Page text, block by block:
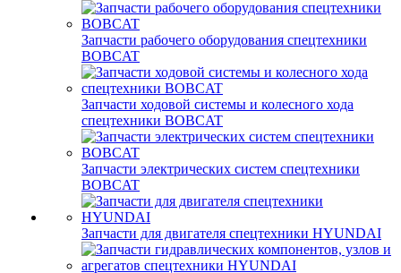
Запчасти рабочего оборудования спецтехники
BOBCAT
Запчасти ходовой системы и колесного хода
спецтехники BOBCAT
Запчасти электрических систем спецтехники
BOBCAT
Запчасти для двигателя спецтехники HYUNDAI